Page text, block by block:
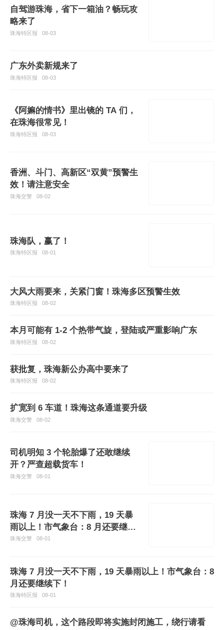
自驾游珠海，省下一箱油？畅玩攻
略来了
珠海特区报 08-03
广东外卖新规来了
珠海特区报 08-03
《阿嫲的情书》里出镜的 TA 们，
在珠海很常见！
珠海特区报 08-03
香洲、斗门、高新区“双黄”预警生
效！请注意安全
珠海交警 08-02
珠海队，赢了！
珠海特区报 08-01
大风大雨要来，关紧门窗！珠海多区预警生效
珠海特区报 08-02
本月可能有 1-2 个热带气旋，登陆或严重影响广东
珠海特区报 08-02
获批复，珠海新公办高中要来了
珠海特区报 08-02
扩宽到 6 车道！珠海这条通道要升级
珠海交警 08-02
司机明知 3 个轮胎爆了还敢继续
开？严查超载货车！
珠海交警 08-01
珠海 7 月没一天不下雨，19 天暴
雨以上！市气象台：8 月还要继续
下！开车注意这件事
珠海交警 08-01
珠海 7 月没一天不下雨，19 天暴雨以上！市气象台：8
月还要继续下！
珠海特区报 08-01
@珠海司机，这个路段即将实施封闭施工，绕行请看